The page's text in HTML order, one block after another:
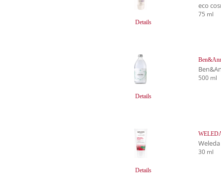
Details
eco
75 ml
Details
500 ml
Details
Weleda
30 ml